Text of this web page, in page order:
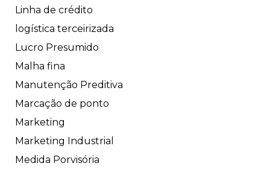
Linha de crédito
logística terceirizada
Lucro Presumido
Malha fina
Manutenção Preditiva
Marcação de ponto
Marketing
Marketing Industrial
Medida Porvisória